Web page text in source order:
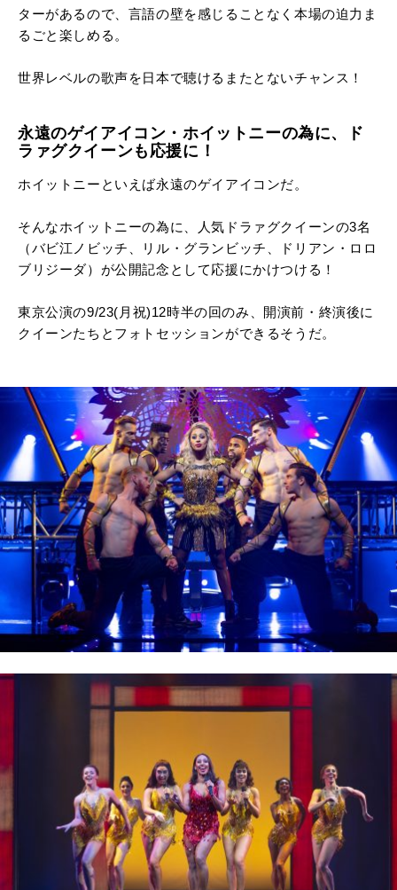
ターがあるので、言語の壁を感じることなく本場の迫力ま
るごと楽しめる。
世界レベルの歌声を日本で聴けるまたとないチャンス！
永遠のゲイアイコン・ホイットニーの為に、ド
ラァグクイーンも応援に！
ホイットニーといえば永遠のゲイアイコンだ。
そんなホイットニーの為に、人気ドラァグクイーンの3名
（バビ江ノビッチ、リル・グランビッチ、ドリアン・ロロ
ブリジーダ）が公開記念として応援にかけつける！
東京公演の9/23(月祝)12時半の回のみ、開演前・終演後に
クイーンたちとフォトセッションができるそうだ。